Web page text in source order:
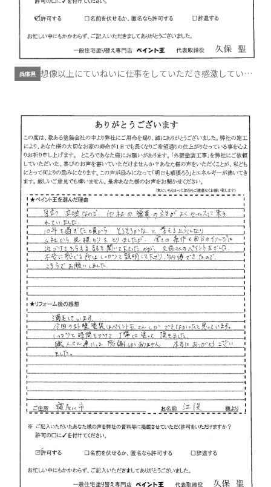
兵庫県 想像以上にていねいに仕事をしていただき感激していま